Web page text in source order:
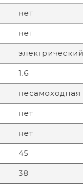
нет
нет
электрический
1.6
несамоходная
нет
нет
45
38